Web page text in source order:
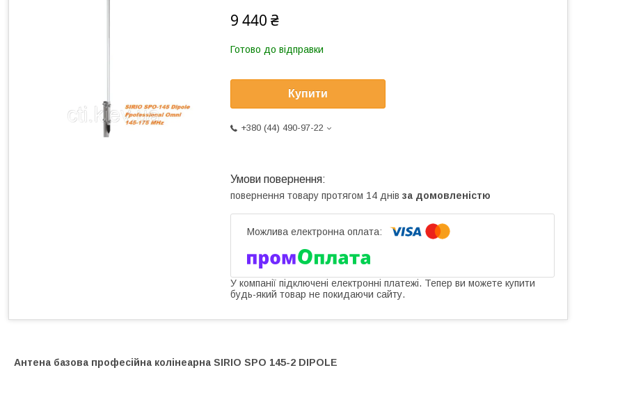
9 440 ₴
Готово до відправки
Купити
+380 (44) 490-97-22
повернення товару протягом 14 днів за домовленістю
У компанії підключені електронні платежі. Тепер ви можете купити
будь-який товар не покидаючи сайту.
Антена базова професійна колінеарна SIRIO SPO 145-2 DIPOLE